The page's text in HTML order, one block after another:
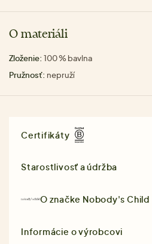
O materiáli
Zloženie: 100 % bavlna
Pružnosť: nepruží
Certifikáty
Starostlivosť a údržba
O značke Nobody's Child
Informácie o výrobcovi